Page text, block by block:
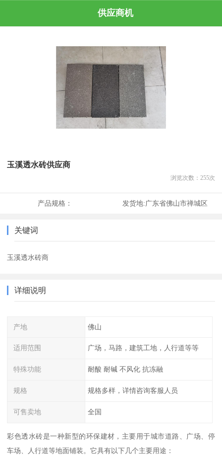
供应商机
玉溪透水砖供应商
浏览次数： 255次
产品规格： 发货地:广东省佛山市禅城区
关键词
玉溪透水砖商
详细说明
产地 佛山
适用范围 广场，马路，建筑工地，人行道等等
特殊功能 耐酸 耐碱 不风化 抗冻融
规格 规格多样，详情咨询客服人员
可售卖地 全国
彩色透水砖是一种新型的环保建材，主要用于城市道路、广场、停
车场、人行道等地面铺装。它具有以下几个主要用途：